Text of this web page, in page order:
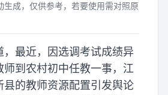
生成，仅供参考，若要使用需对照原
，最近，因选调考试成绩异
师到农村初中任教一事，江
县的教师资源配置引发舆论